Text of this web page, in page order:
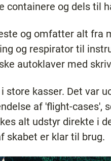
containere og dels til
og omfatter alt fra
og respirator til
autoklaver med
kasser. Det var
af 'flight-cases',
alt udstyr direkte i
skabet er klar til brug.